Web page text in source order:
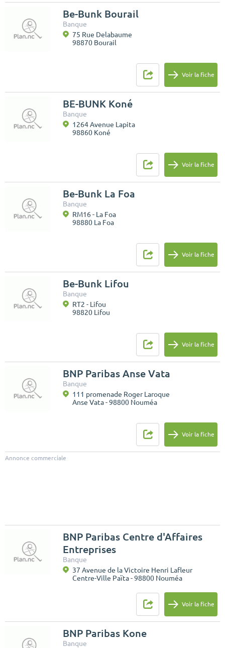
Be-Bunk Bourail
Banque
75 Rue Delabaume
98870 Bourail
Voir la fiche
BE-BUNK Koné
Banque
1264 Avenue Lapita
98860 Koné
Voir la fiche
Be-Bunk La Foa
Banque
RM16 - La Foa
98880 La Foa
Voir la fiche
Be-Bunk Lifou
Banque
RT2 - Lifou
98820 Lifou
Voir la fiche
BNP Paribas Anse Vata
Banque
111 promenade Roger Laroque
Anse Vata - 98800 Nouméa
Voir la fiche
Annonce commerciale
BNP Paribas Centre d'Affaires
Entreprises
Banque
37 Avenue de la Victoire Henri Lafleur
Centre-Ville Païta - 98800 Nouméa
Voir la fiche
BNP Paribas Kone
Banque